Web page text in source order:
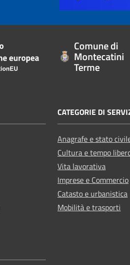
Comune di
Montecatini
Terme
CATEGORIE DI
Anagrafe e stato
Cultura e tempo
Vita lavorativa
Imprese e Commercio
Catasto e urbanistica
Mobilità e trasporti